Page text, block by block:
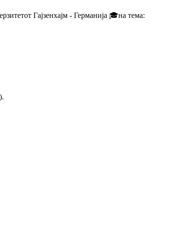
Гајзенхајм - Германија 🎓на тема: